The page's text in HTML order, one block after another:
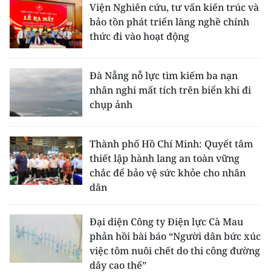
Viện Nghiên cứu, tư vấn kiến trúc và
bảo tồn phát triển làng nghề chính
thức đi vào hoạt động
Đà Nẵng nỗ lực tìm kiếm ba nạn
nhân nghi mất tích trên biển khi đi
chụp ảnh
Thành phố Hồ Chí Minh: Quyết tâm
thiết lập hành lang an toàn vững
chắc để bảo vệ sức khỏe cho nhân
dân
Đại diện Công ty Điện lực Cà Mau
phản hồi bài báo “Người dân bức xúc
việc tôm nuôi chết do thi công đường
dây cao thế”